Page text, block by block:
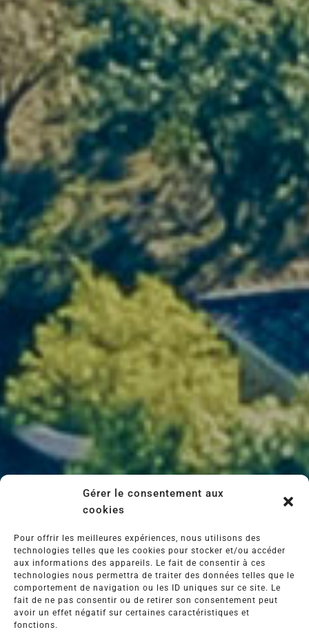
Gérer le consentement aux
cookies
Pour offrir les meilleures expériences, nous utilisons des
technologies telles que les cookies pour stocker et/ou accéder
aux informations des appareils. Le fait de consentir à ces
technologies nous permettra de traiter des données telles que le
comportement de navigation ou les ID uniques sur ce site. Le
fait de ne pas consentir ou de retirer son consentement peut
avoir un effet négatif sur certaines caractéristiques et
fonctions.
puissant de team-building. Dégustations
commentées, visites de cave, ateliers
sensoriels ou balades dans les vignes
créent des moments fédérateurs et
mémorables.
Dégustations privées & accords
mets-vins
Découverte du domaine et de son
histoire
Activités nature et terroir
Temps informels propices aux
échanges vrais
Parlons de votre séminaire
Vous souhaitez un lieu de séminaire
différenciant, capable de produire un réel
impact humain et stratégique ? Notre
équipe vous accompagne de la conception
à la réalisation.
Recevoir une proposition personnalisée →
Réponse rapide •
Accompagnement
humain •
Lieu exclusif
info@vignobles-vellas.com
+33 (0)4 67 40 21 25